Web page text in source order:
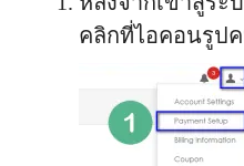
คลิกที่ไอคอนรูปค